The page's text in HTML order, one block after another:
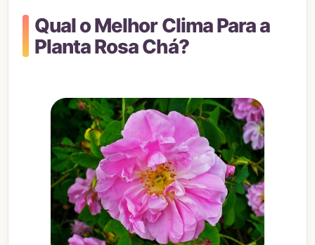
Qual o Melhor Clima Para a
Planta Rosa Chá?